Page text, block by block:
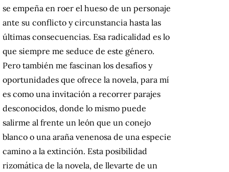
se empeña en roer el hueso de un personaje
ante su conflicto y circunstancia hasta las
últimas consecuencias. Esa radicalidad es lo
que siempre me seduce de este género.
Pero también me fascinan los desafíos y
oportunidades que ofrece la novela, para mí
es como una invitación a recorrer parajes
desconocidos, donde lo mismo puede
salirme al frente un león que un conejo
blanco o una araña venenosa de una especie
camino a la extinción. Esta posibilidad
rizomática de la novela, de llevarte de un